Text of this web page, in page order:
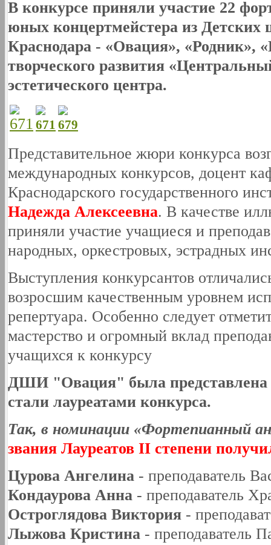
В конкурсе приняли участие 22
юных концертмейстера из Детских
Краснодара - «Овация», «Родник»,
творческого развития
эстетического центра.
Представительное жюри конкурса
международных конкурсов, доцент
Краснодарского государственного
Надежда Алексеевна. В качестве
приняли участие учащиеся и
народных, оркестровых, эстрадных
Выступления конкурсантов
возросшим качественным уровнем
репертуара. Особенно следует
мастерство и огромный вклад
учащихся к конкурсу
ДШИ "Овация" была представлена
стали лауреатами конкурса.
Так, в номинации «Фортепианный
звания Лауреатов II степени
Цурова Ангелина - преподаватель
Кондаурова Анна - преподаватель
Остроглядова Виктория -
Лыжова Кристина - преподаватель